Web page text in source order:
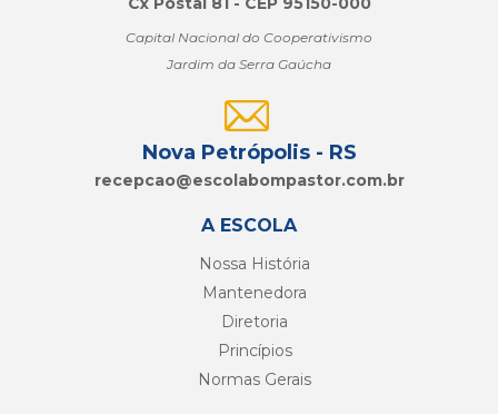
Capital Nacional do Cooperativismo
Jardim da Serra Gaúcha
Nova Petrópolis - RS
recepcao@escolabompastor.com.br
A ESCOLA
Nossa História
Mantenedora
Diretoria
Princípios
Normas Gerais